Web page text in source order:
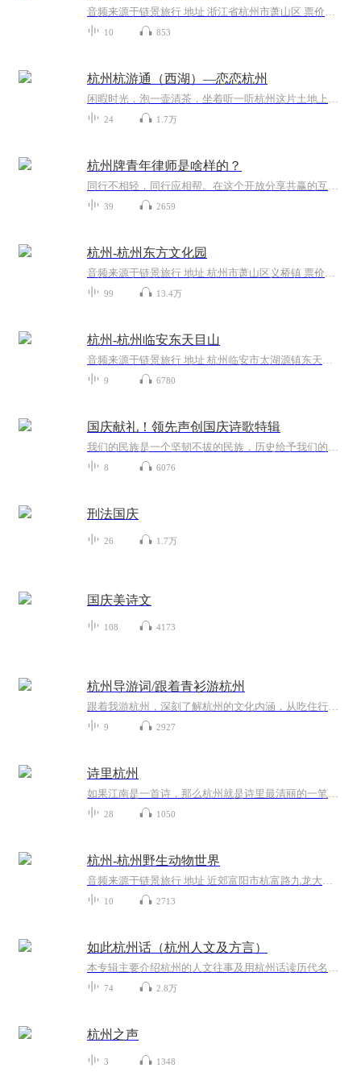
音频来源于链景旅行 地址 浙江省杭州市萧山区 票价描述 15 开放时间 09:00-17:00 乘车信息 暂无
10 853
杭州杭游通（西湖）—恋恋杭州
闲暇时光，泡一壶清茶，坐着听一听杭州这片土地上曾发生过的故事，不是很享受吗？关注杭游通微信公众号，获取更多有关杭州的历史人文、游玩胜地的文章和音频。
24 1.7万
杭州牌青年律师是啥样的？
同行不相轻，同行应相帮。在这个开放分享共赢的互联网时代，杭州市司法局杭州市律师协会为杭州青年律师做了很多实事，营造了很好的学习氛围、活动氛围和交流氛围，为杭州司法点赞，为杭州律协打call! 律小匠，有幸身为杭州青年律师中的一员，行走在律途上从中吸收了很多养分，汲取了很多知识，结识了很多朋友，感谢前辈，感恩律协，感激同行者。 车俊书记曾号召培养浙江牌年轻干部，希望有一天律界也可以骄傲地说要培养杭州牌青年律师！ 大家可能会奇怪，到底做了些什么事情呢？下面请听律小匠为大家娓娓道来。
39 2659
杭州-杭州东方文化园
音频来源于链景旅行 地址 杭州市萧山区义桥镇 票价描述 所有入园游客均须购买本景区门票，全年开放时间为7：30——17：00，固定节目《观音显圣》每天演示四场，分别为9：00—9：20 、10：30—10：50、13：00—13：20 、14：30—14：50。以上时间如有变动，...
99 13.4万
杭州-杭州临安东天目山
音频来源于链景旅行 地址 杭州临安市太湖源镇东天目村 票价描述 暂无 开放时间 全天 乘车信息 暂无
9 6780
国庆献礼！领先声创国庆诗歌特辑
我们的民族是一个坚韧不拔的民族，历史给予我们的苦难都变成了闪着金光的勋章！我们的国家是一个龙腾虎跃的国家，那条巨龙正以不可阻挡之势崛起于神奇的东方！------------------------------------------------值此祖国70周年华诞之际，领先声创以诗歌向祖国献礼！用我们的声音、用我们的热血、用我们的灵魂诵读经典爱国篇章，歌颂我们的祖国！永远繁荣富强！
8 6076
刑法国庆
26 1.7万
国庆美诗文
108 4173
杭州导游词/跟着青衫游杭州
跟着我游杭州，深刻了解杭州的文化内涵，从吃住行游购娱多角度定位杭州的城市面貌和人文特征，来吧，让我们走进东南名都。
9 2927
诗里杭州
如果江南是一首诗，那么杭州就是诗里最清丽的一笔。它既有苏州的温雅婉转，又多了些许悠扬和大气。一座杭州城，四时风光各不相同，但无论阴晴雨雪，一亭一阁，都是绝美的风景。西湖水边，西施曾驻足；西泠桥畔，留下苏小小的惊鸿一面。青石板上，有绵绵细...
28 1050
杭州-杭州野生动物世界
音频来源于链景旅行 地址 近郊富阳市杭富路九龙大道1号(近杭富路) 票价描述 暂无 开放时间 全天 乘车信息 暂无
10 2713
如此杭州话（杭州人文及方言）
本专辑主要介绍杭州的人文往事及用杭州话读历代名家的诗词歌赋散文等，也会插播一下杭州方言专辑，比如用杭州话来说三国等。
74 2.8万
杭州之声
3 1348